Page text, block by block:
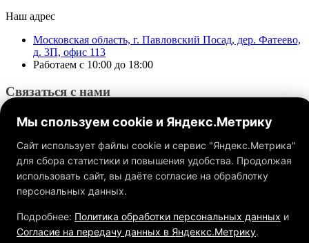
Наш адрес
Московская область, г. Павловский Посад, дер. Фатеево,
д. 3П, офис 113
Работаем с 10:00 до 18:00
Связаться с нами
Обращаем ваше внимание на то, что данный интернет-сайт, а
также вся информация о товарах и ценах, предоставленная на
при каких условиях не является публичной офертой,
определяемой положениями Статьи 437 ГК РФ.
Мы спользуем cookie и Яндекс.Метрику
Сайт использует файлы cookie и сервис "Яндекс.Метрика"
для сбора статистики и повышения удобства. Продолжая
использовать сайт, вы даёте согласие на обраблотку
персональных данных.
Подробнее: Политика обработки персональных данных и
Согласие на передачу данных в Яндеккс.Метрику.